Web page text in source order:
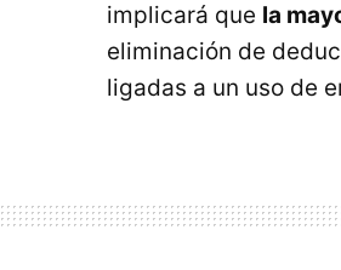
implicará que la
eliminación de
ligadas a un uso de